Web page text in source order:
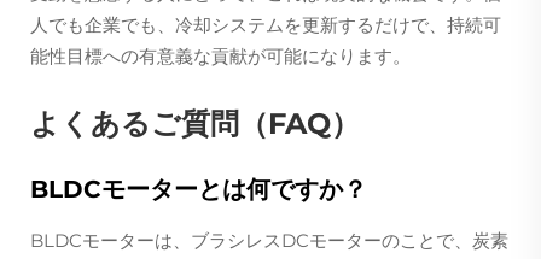
人でも企業でも、冷却システムを更新するだけで、持続可
能性目標への有意義な貢献が可能になります。
よくあるご質問（FAQ）
BLDCモーターとは何ですか？
BLDCモーターは、ブラシレスDCモーターのことで、炭素